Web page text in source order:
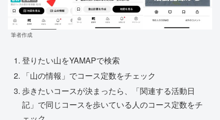
筆者作成
登りたい山をYAMAPで検索
「山の情報」でコース定数をチェック
歩きたいコースが決まったら、「関連する活動日
記」で同じコースを歩いている人のコース定数をチ